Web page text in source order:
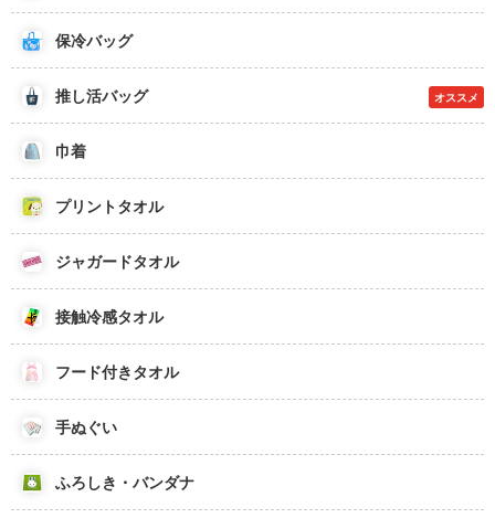
保冷バッグ
推し活バッグ オススメ
巾着
プリントタオル
ジャガードタオル
接触冷感タオル
フード付きタオル
手ぬぐい
ふろしき・バンダナ